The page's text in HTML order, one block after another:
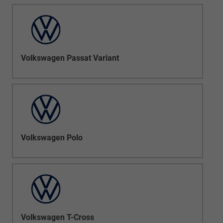
Volkswagen Passat Variant
Volkswagen Polo
Volkswagen T-Cross